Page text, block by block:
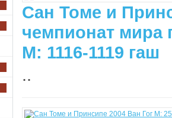
Сан Томе и
чемпионат мира
М: 1116-1119 гаш
..